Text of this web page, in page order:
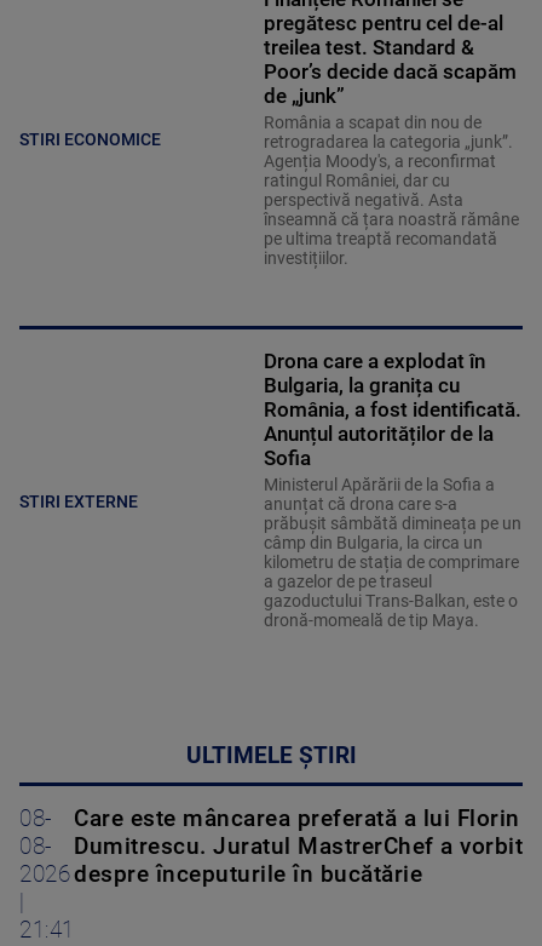
STIRI ECONOMICE
pregătesc pentru cel de-al
treilea test. Standard &
Poor’s decide dacă scapăm
de „junk”
România a scapat din nou de
retrogradarea la categoria „junk”.
Agenția Moody's, a reconfirmat
ratingul României, dar cu
perspectivă negativă. Asta
înseamnă că țara noastră rămâne
pe ultima treaptă recomandată
investițiilor.
STIRI EXTERNE
Drona care a explodat în
Bulgaria, la granița cu
România, a fost identificată.
Anunțul autorităților de la
Sofia
Ministerul Apărării de la Sofia a
anunțat că drona care s-a
prăbușit sâmbătă dimineața pe un
câmp din Bulgaria, la circa un
kilometru de stația de comprimare
a gazelor de pe traseul
gazoductului Trans-Balkan, este o
dronă-momeală de tip Maya.
ULTIMELE ȘTIRI
08-
08-
2026
21:41
Care este mâncarea preferată a lui Florin
Dumitrescu. Juratul MastrerChef a vorbit
despre începuturile în bucătărie